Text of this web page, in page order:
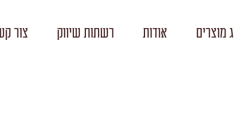
מוצרים אודות רשתות שיווק צור